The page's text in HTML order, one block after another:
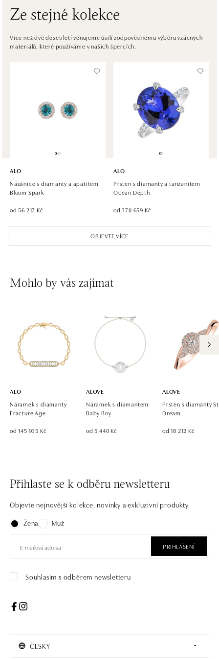
HALADA OC Avion, Bratislava
Ivanská cesta 16, 821 04 Bratislava
tel.: +421 917 090 372
tel.: +421 917 090 891
dnes otevřeno do 21:00
Ze stejné kolekce
Více než dvě desetiletí věnujeme úsilí zodpovědnému výběru vzácných
materiálů, které používáme v našich špercích.
OBJEVTE VÍCE
ALO
Náušnice s diamanty a apatitem
Bloom Spark
od 56 217 Kč
ALO
Prsten s diamanty a tanzanitem
Ocean Depth
od 370 659 Kč
Mohlo by vás zajímat
ALO
Náramek s diamanty
Fracture Age
od 145 935 Kč
ALOVE
Náramek s diamantem
Baby Boy
od 5 440 Kč
ALOVE
Prsten s diamanty
Dream
od 18 212 Kč
Přihlaste se k odběru newsletteru
Objevte nejnovější kolekce, novinky a exkluzivní produkty.
Žena
Muž
PŘIHLÁŠENÍ
Souhlasím s odběrem newsletteru
ČESKY